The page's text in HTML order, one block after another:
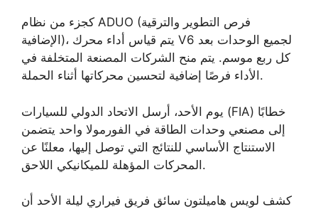
كجزء من نظام ADUO (فرص التطوير والترقية
الإضافية)، يتم قياس أداء محرك V6 لجميع الوحدات بعد
كل ربع موسم. يتم منح الشركات المصنعة المتخلفة في
الأداء فرصًا إضافية لتحسين محركاتها أثناء الحملة.
يوم الأحد، أرسل الاتحاد الدولي للسيارات (FIA) خطابًا
إلى مصنعي وحدات الطاقة في الفورمولا واحد يتضمن
الاستنتاج الأساسي للنتائج التي توصل إليها، معلنًا عن
المحركات المؤهلة للميكانيكي اللاحق.
كشف لويس هاميلتون سائق فريق فيراري ليلة الأحد أن